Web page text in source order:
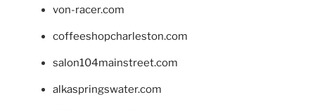
von-racer.com
coffeeshopcharleston.com
salon104mainstreet.com
alkaspringswater.com